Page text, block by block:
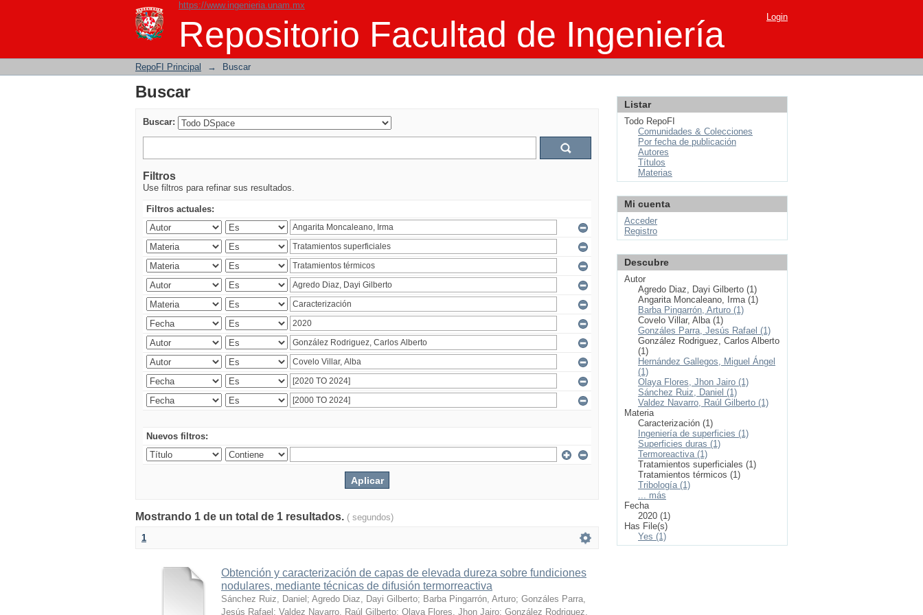
https://www.ingenieria.unam.mx
Repositorio Facultad de Ingeniería
Buscar Login
RepoFI Principal → Buscar
Buscar
Buscar:
Filtros
Use filtros para refinar sus resultados.
Filtros actuales:
Nuevos filtros:
Mostrando 1 de un total de 1 resultados. ( segundos)
1
Obtención y caracterización de capas de elevada dureza sobre fundiciones
nodulares, mediante técnicas de difusión termorreactiva
Sánchez Ruiz, Daniel ; Agredo Diaz, Dayi Gilberto; Barba Pingarrón, Arturo; Gonzáles Parra,
Jesús Rafael ; Valdez Navarro, Raúl Gilberto; Olaya Flores, Jhon Jairo; González Rodriguez,
Listar
Todo RepoFI
Comunidades & Colecciones
Por fecha de publicación
Autores
Títulos
Materias
Mi cuenta
Acceder
Registro
Descubre
Autor
Agredo Diaz, Dayi Gilberto (1)
Angarita Moncaleano, Irma (1)
Barba Pingarrón, Arturo (1)
Covelo Villar, Alba (1)
Gonzáles Parra, Jesús Rafael (1)
González Rodriguez, Carlos Alberto
(1)
Hernández Gallegos, Miguel Ángel
(1)
Olaya Flores, Jhon Jairo (1)
Sánchez Ruiz, Daniel (1)
Valdez Navarro, Raúl Gilberto (1)
Materia
Caracterización (1)
Ingeniería de superficies (1)
Superficies duras (1)
Termoreactiva (1)
Tratamientos superficiales (1)
Tratamientos térmicos (1)
Tribología (1)
... más
Fecha
2020 (1)
Has File(s)
Yes (1)